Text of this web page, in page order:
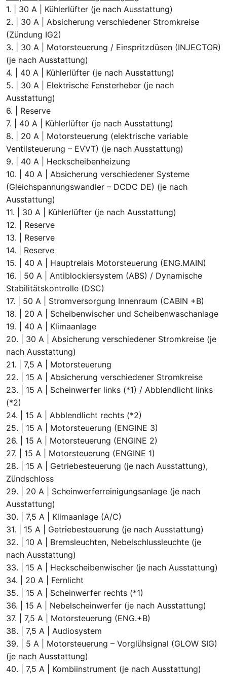
1. | 30 A | Kühlerlüfter (je nach Ausstattung)
2. | 30 A | Absicherung verschiedener Stromkreise
(Zündung IG2)
3. | 30 A | Motorsteuerung / Einspritzdüsen (INJECTOR)
(je nach Ausstattung)
4. | 40 A | Kühlerlüfter (je nach Ausstattung)
5. | 30 A | Elektrische Fensterheber (je nach
Ausstattung)
6. | Reserve
7. | 40 A | Kühlerlüfter (je nach Ausstattung)
8. | 20 A | Motorsteuerung (elektrische variable
Ventilsteuerung – EVVT) (je nach Ausstattung)
9. | 40 A | Heckscheibenheizung
10. | 40 A | Absicherung verschiedener Systeme
(Gleichspannungswandler – DCDC DE) (je nach
Ausstattung)
11. | 30 A | Kühlerlüfter (je nach Ausstattung)
12. | Reserve
13. | Reserve
14. | Reserve
15. | 40 A | Hauptrelais Motorsteuerung (ENG.MAIN)
16. | 50 A | Antiblockiersystem (ABS) / Dynamische
Stabilitätskontrolle (DSC)
17. | 50 A | Stromversorgung Innenraum (CABIN +B)
18. | 20 A | Scheibenwischer und Scheibenwaschanlage
19. | 40 A | Klimaanlage
20. | 30 A | Absicherung verschiedener Stromkreise (je
nach Ausstattung)
21. | 7,5 A | Motorsteuerung
22. | 15 A | Absicherung verschiedener Stromkreise
23. | 15 A | Scheinwerfer links (*1) / Abblendlicht links
(*2)
24. | 15 A | Abblendlicht rechts (*2)
25. | 15 A | Motorsteuerung (ENGINE 3)
26. | 15 A | Motorsteuerung (ENGINE 2)
27. | 15 A | Motorsteuerung (ENGINE 1)
28. | 15 A | Getriebesteuerung (je nach Ausstattung),
Zündschloss
29. | 20 A | Scheinwerferreinigungsanlage (je nach
Ausstattung)
30. | 7,5 A | Klimaanlage (A/C)
31. | 15 A | Getriebesteuerung (je nach Ausstattung)
32. | 10 A | Bremsleuchten, Nebelschlussleuchte (je
nach Ausstattung)
33. | 15 A | Heckscheibenwischer (je nach Ausstattung)
34. | 20 A | Fernlicht
35. | 15 A | Scheinwerfer rechts (*1)
36. | 15 A | Nebelscheinwerfer (je nach Ausstattung)
37. | 7,5 A | Motorsteuerung (ENG.+B)
38. | 7,5 A | Audiosystem
39. | 5 A | Motorsteuerung – Vorglühsignal (GLOW SIG)
(je nach Ausstattung)
40. | 7,5 A | Kombiinstrument (je nach Ausstattung)